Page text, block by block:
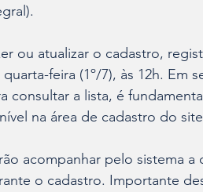
ou atualizar o cadastro,
feira (1º/7), às 12h. Em
consultar a lista, é
na área de cadastro do
acompanhar pelo sistema
o cadastro. Importante